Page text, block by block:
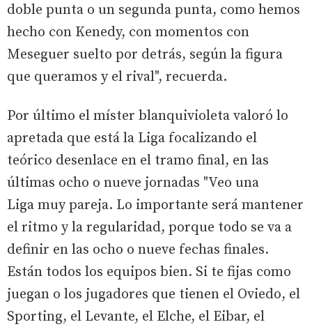
doble punta o un segunda punta, como hemos
hecho con Kenedy, con momentos con
Meseguer suelto por detrás, según la figura
que queramos y el rival", recuerda.
Por último el míster blanquivioleta valoró lo
apretada que está la Liga focalizando el
teórico desenlace en el tramo final, en las
últimas ocho o nueve jornadas "Veo una
Liga muy pareja. Lo importante será mantener
el ritmo y la regularidad, porque todo se va a
definir en las ocho o nueve fechas finales.
Están todos los equipos bien. Si te fijas como
juegan o los jugadores que tienen el Oviedo, el
Sporting, el Levante, el Elche, el Eibar, el